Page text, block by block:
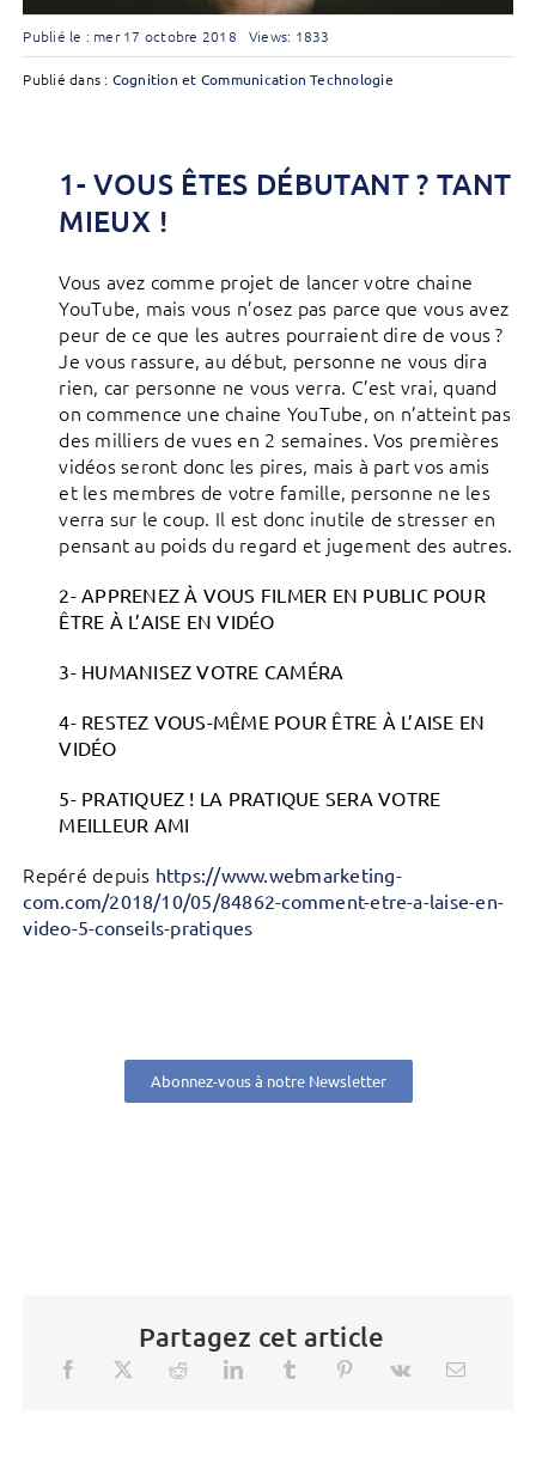
Publié le : mer 17 octobre 2018 Views: 1833
Publié dans : Cognition et Communication Technologie
1- VOUS ÊTES DÉBUTANT ? TANT
MIEUX !
Vous avez comme projet de lancer votre chaine
YouTube, mais vous n’osez pas parce que vous avez
peur de ce que les autres pourraient dire de vous ?
Je vous rassure, au début, personne ne vous dira
rien, car personne ne vous verra. C’est vrai, quand
on commence une chaine YouTube, on n’atteint pas
des milliers de vues en 2 semaines. Vos premières
vidéos seront donc les pires, mais à part vos amis
et les membres de votre famille, personne ne les
verra sur le coup. Il est donc inutile de stresser en
pensant au poids du regard et jugement des autres.
2- APPRENEZ À VOUS FILMER EN PUBLIC POUR
ÊTRE À L’AISE EN VIDÉO
3- HUMANISEZ VOTRE CAMÉRA
4- RESTEZ VOUS-MÊME POUR ÊTRE À L’AISE EN
VIDÉO
5- PRATIQUEZ ! LA PRATIQUE SERA VOTRE
MEILLEUR AMI
Repéré depuis https://www.webmarketing-
com.com/2018/10/05/84862-comment-etre-a-laise-en-
video-5-conseils-pratiques
Abonnez-vous à notre Newsletter
Partagez cet article